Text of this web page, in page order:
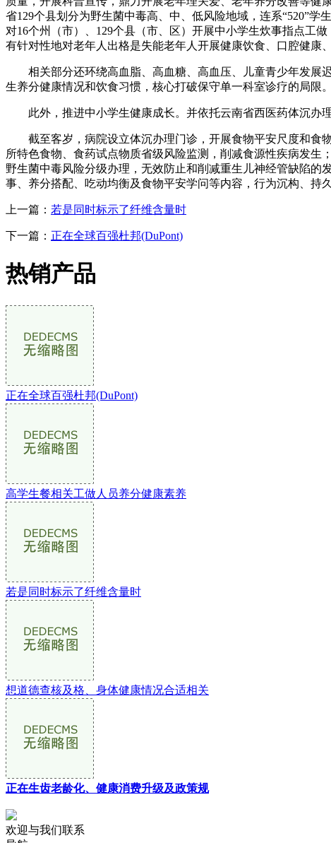
省129个县划分为野生菌中毒高、中、低风险地域，连系“520”
对16个州（市）、129个县（市、区）开展中小学生炊事指点工
有针对性地对老年人出格是失能老年人开展健康饮食、口腔健康
相关部分还环绕高血脂、高血糖、高血压、儿童青少年发展迟
生养分健康情况和饮食习惯，核心打破保守单一科室诊疗的局限。
此外，推进中小学生健康成长。并依托云南省西医药体沉办理
截至客岁，病院设立体沉办理门诊，开展食物平安尺度和食物
所特色食物、食药试点物质省级风险监测，削减食源性疾病发生
野生菌中毒风险分级办理，无效防止和削减重生儿神经管缺陷
事、养分搭配、吃动均衡及食物平安学问等内容，行为沉构、持
上一篇： 若是同时标示了纤维含量时
下一篇： 正在全球百强杜邦(DuPont)
热销产品
正在全球百强杜邦(DuPont)
高学生餐相关工做人员养分健康素养
若是同时标示了纤维含量时
想道德查核及格、身体健康情况合适相关
正在生齿老龄化、健康消费升级及政策规
欢迎与我们联系